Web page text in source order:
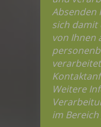
Absenden
sich damit
von Ihnen
Weitere
im